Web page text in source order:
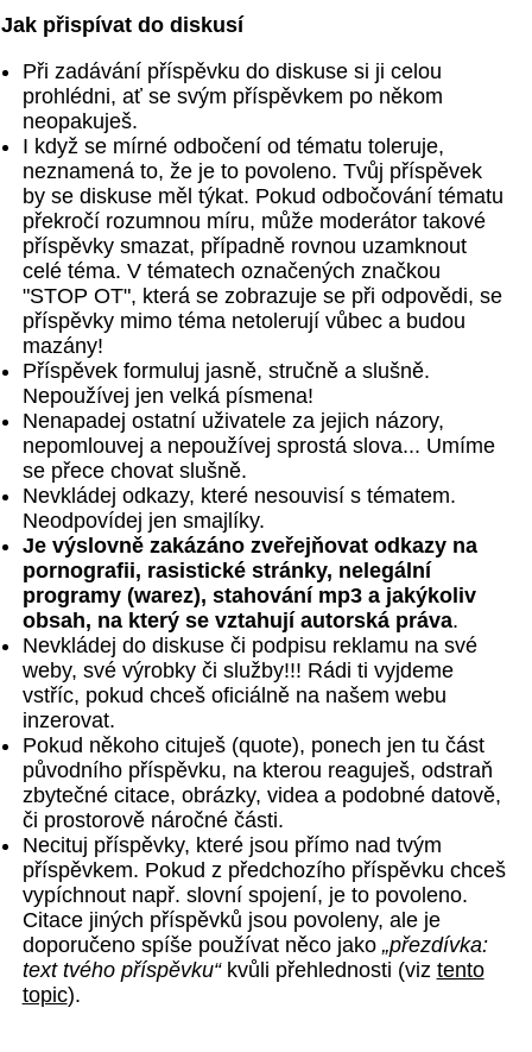
Jak přispívat do diskusí
Při zadávání příspěvku do diskuse si ji celou
prohlédni, ať se svým příspěvkem po někom
neopakuješ.
I když se mírné odbočení od tématu toleruje,
neznamená to, že je to povoleno. Tvůj příspěvek
by se diskuse měl týkat. Pokud odbočování tématu
překročí rozumnou míru, může moderátor takové
příspěvky smazat, případně rovnou uzamknout
celé téma. V tématech označených značkou
"STOP OT", která se zobrazuje se při odpovědi, se
příspěvky mimo téma netolerují vůbec a budou
mazány!
Příspěvek formuluj jasně, stručně a slušně.
Nepoužívej jen velká písmena!
Nenapadej ostatní uživatele za jejich názory,
nepomlouvej a nepoužívej sprostá slova... Umíme
se přece chovat slušně.
Nevkládej odkazy, které nesouvisí s tématem.
Neodpovídej jen smajlíky.
Je výslovně zakázáno zveřejňovat odkazy na
pornografii, rasistické stránky, nelegální
programy (warez), stahování mp3 a jakýkoliv
obsah, na který se vztahují autorská práva.
Nevkládej do diskuse či podpisu reklamu na své
weby, své výrobky či služby!!! Rádi ti vyjdeme
vstříc, pokud chceš oficiálně na našem webu
inzerovat.
Pokud někoho cituješ (quote), ponech jen tu část
původního příspěvku, na kterou reaguješ, odstraň
zbytečné citace, obrázky, videa a podobné datově,
či prostorově náročné části.
Necituj příspěvky, které jsou přímo nad tvým
příspěvkem. Pokud z předchozího příspěvku chceš
vypíchnout např. slovní spojení, je to povoleno.
Citace jiných příspěvků jsou povoleny, ale je
doporučeno spíše používat něco jako „přezdívka:
text tvého příspěvku“kvůli přehlednosti (viz tento
topic).